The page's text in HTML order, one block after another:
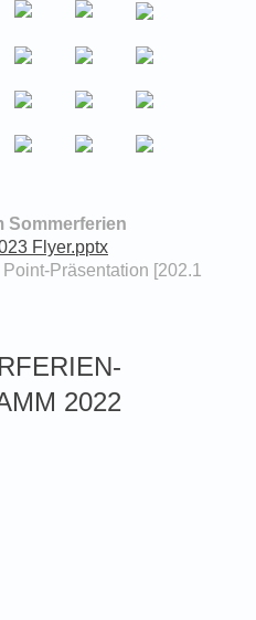
Sommerferien
Flyer.pptx
Präsentation [202.1
2022